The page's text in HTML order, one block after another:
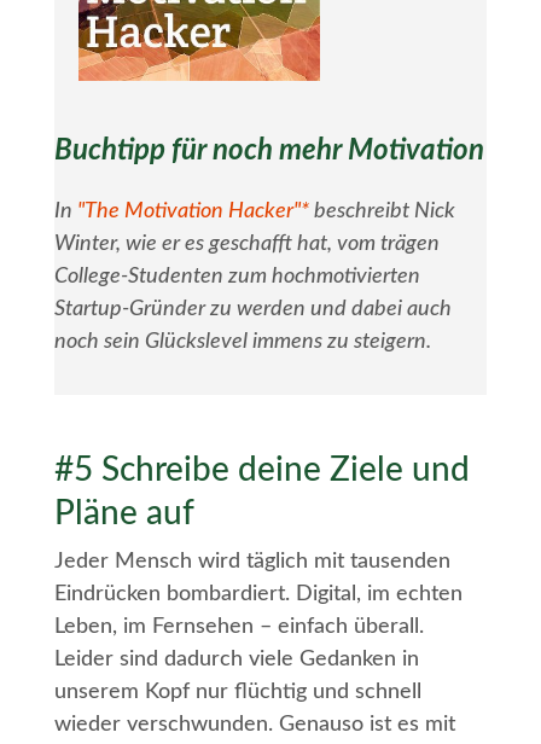
Buchtipp für noch mehr Motivation
In "The Motivation Hacker"*beschreibt Nick
Winter, wie er es geschafft hat, vom trägen
College-Studenten zum hochmotivierten
Startup-Gründer zu werden und dabei auch
noch sein Glückslevel immens zu steigern.
#5 Schreibe deine Ziele und
Pläne auf
Jeder Mensch wird täglich mit tausenden
Eindrücken bombardiert. Digital, im echten
Leben, im Fernsehen – einfach überall.
Leider sind dadurch viele Gedanken in
unserem Kopf nur flüchtig und schnell
wieder verschwunden. Genauso ist es mit